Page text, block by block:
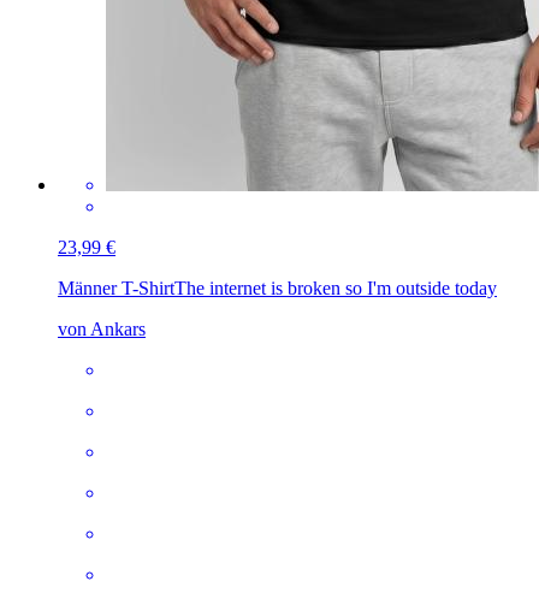
23,99 €
Männer T-ShirtThe internet is broken so I'm outside today
von Ankars